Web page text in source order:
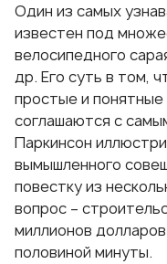
Один из самых
известен под
велосипедного
др. Его суть в том,
простые и
соглашаются с
Паркинсон
вымышленного
повестку из
вопрос –
миллионов
половиной минуты.